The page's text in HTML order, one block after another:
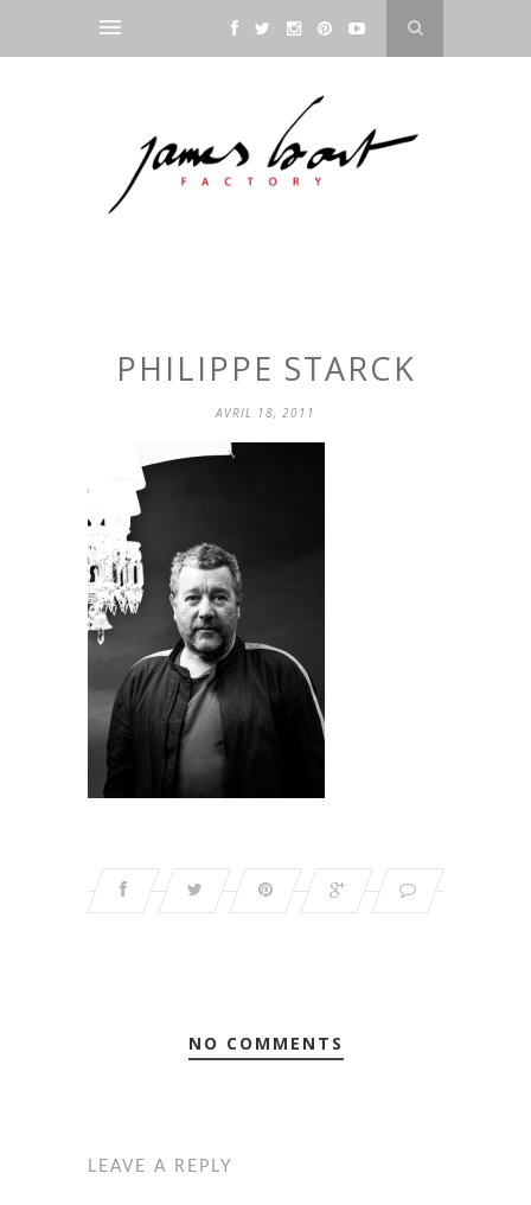
PHILIPPE STARCK
AVRIL 18, 2011
NO COMMENTS
LEAVE A REPLY